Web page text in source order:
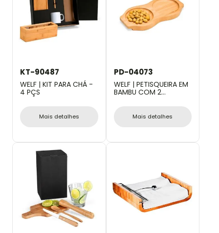
KT-90487
WELF | KIT PARA CHÁ -
4 PÇS
Mais detalhes
PD-04073
WELF | PETISQUEIRA EM
BAMBU COM 2
Mais detalhes